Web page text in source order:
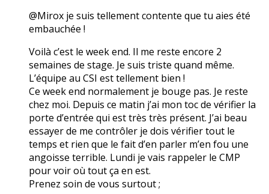
@Mirox je suis tellement contente que tu aies été
embauchée !
Voilà c’est le week end. Il me reste encore 2
semaines de stage. Je suis triste quand même.
L’équipe au CSI est tellement bien !
Ce week end normalement je bouge pas. Je reste
chez moi. Depuis ce matin j’ai mon toc de vérifier la
porte d’entrée qui est très très présent. J’ai beau
essayer de me contrôler je dois vérifier tout le
temps et rien que le fait d’en parler m’en fou une
angoisse terrible. Lundi je vais rappeler le CMP
pour voir où tout ça en est.
Prenez soin de vous surtout ;